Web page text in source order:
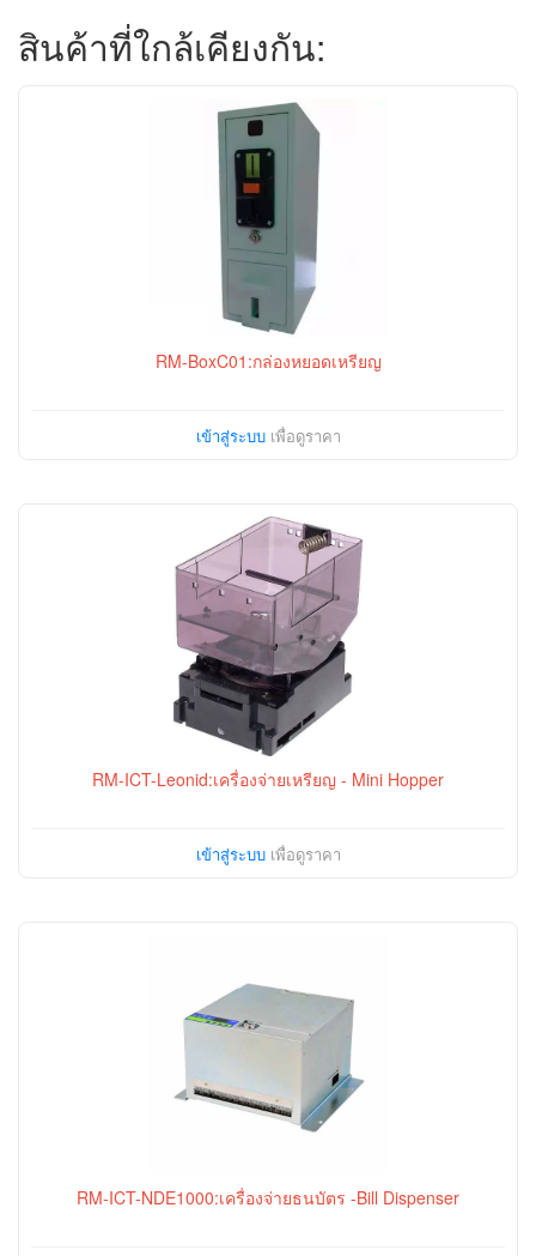
สินค้าที่ใกล้เคียงกัน:
RM-BoxC01:กล่องหยอดเหรียญ
เข้าสู่ระบบเพื่อดูราคา
RM-ICT-Leonid:เครื่องจ่ายเหรียญ - Mini Hopper
เข้าสู่ระบบเพื่อดูราคา
RM-ICT-NDE1000:เครื่องจ่ายธนบัตร -Bill Dispenser